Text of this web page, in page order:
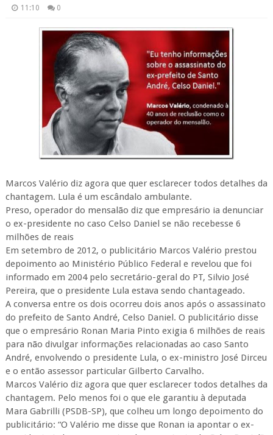
11:10 0
Marcos Valério diz agora que quer esclarecer todos detalhes da
chantagem. Lula é um escândalo ambulante.
Preso, operador do mensalão diz que empresário ia denunciar
o ex-presidente no caso Celso Daniel se não recebesse 6
milhões de reais
Em setembro de 2012, o publicitário Marcos Valério prestou
depoimento ao Ministério Público Federal e revelou que foi
informado em 2004 pelo secretário-geral do PT, Silvio José
Pereira, que o presidente Lula estava sendo chantageado.
A conversa entre os dois ocorreu dois anos após o assassinato
do prefeito de Santo André, Celso Daniel. O publicitário disse
que o empresário Ronan Maria Pinto exigia 6 milhões de reais
para não divulgar informações relacionadas ao caso Santo
André, envolvendo o presidente Lula, o ex-ministro José Dirceu
e o então assessor particular Gilberto Carvalho.
Marcos Valério diz agora que quer esclarecer todos detalhes da
chantagem. Pelo menos foi o que ele garantiu à deputada
Mara Gabrilli (PSDB-SP), que colheu um longo depoimento do
publicitário: “O Valério me disse que Ronan ia apontar o ex-